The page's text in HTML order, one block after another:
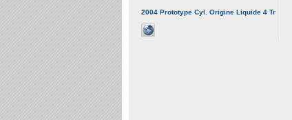
2004 Prototype Cyl. Origine Liquide 4 Tr